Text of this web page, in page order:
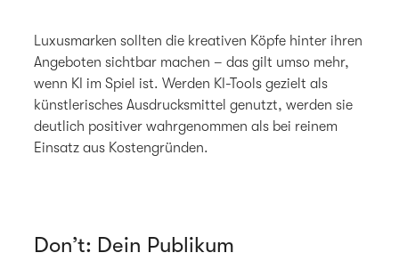
Luxusmarken sollten die kreativen Köpfe hinter ihren
Angeboten sichtbar machen – das gilt umso mehr,
wenn KI im Spiel ist. Werden KI-Tools gezielt als
künstlerisches Ausdrucksmittel genutzt, werden sie
deutlich positiver wahrgenommen als bei reinem
Einsatz aus Kostengründen.
Don’t: Dein Publikum